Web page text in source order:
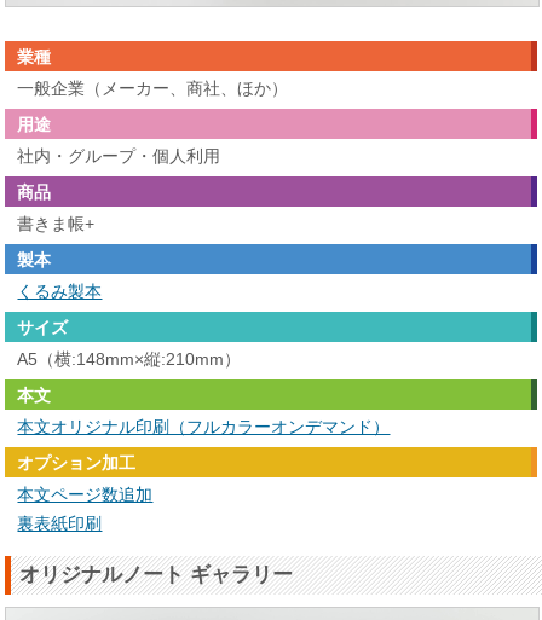
業種
一般企業（メーカー、商社、ほか）
用途
社内・グループ・個人利用
商品
書きま帳+
製本
くるみ製本
サイズ
A5（横:148mm×縦:210mm）
本文
本文オリジナル印刷（フルカラーオンデマンド）
オプション加工
本文ページ数追加
裏表紙印刷
オリジナルノート ギャラリー